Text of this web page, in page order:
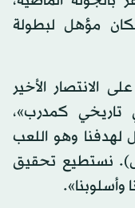
مؤهل لبطولة
الانتصار الأخير
تاريخي كمدرب»،
لهدفنا وهو اللعب
نستطيع تحقيق
وأسلوبنا».